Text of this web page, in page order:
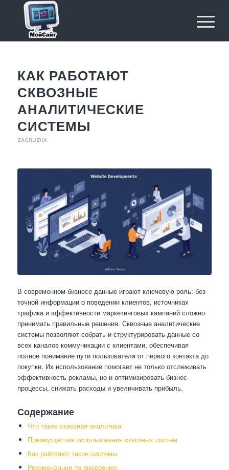
КАК РАБОТАЮТ
СКВОЗНЫЕ
АНАЛИТИЧЕСКИЕ
СИСТЕМЫ
ZAGRUZKA
В современном бизнесе данные играют ключевую роль: без
точной информации о поведении клиентов, источниках
трафика и эффективности маркетинговых кампаний сложно
принимать правильные решения. Сквозные аналитические
системы позволяют собрать и структурировать данные со
всех каналов коммуникации с клиентами, обеспечивая
полное понимание пути пользователя от первого контакта до
покупки. Их использование помогает не только отслеживать
эффективность рекламы, но и оптимизировать бизнес-
процессы, снижать расходы и увеличивать прибыль.
Содержание
Что такое сквозная аналитика
Преимущества использования сквозных систем
Как работают такие системы
Рекомендации по внедрению